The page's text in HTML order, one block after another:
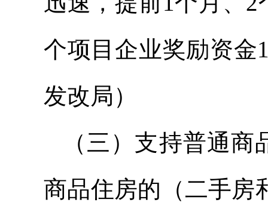
个项目企业奖励资金
发改局）
（三）支持普通
商品住房的（二手房